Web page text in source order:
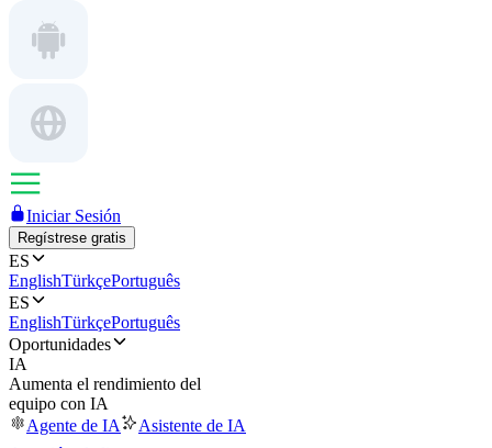
Iniciar Sesión
Regístrese gratis
ES
EnglishTürkçePortuguês
ES
EnglishTürkçePortuguês
Oportunidades
IA
Aumenta el rendimiento del
equipo con IA
Agente de IA
Asistente de IA